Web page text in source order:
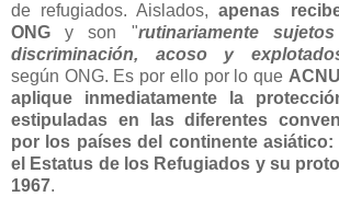
de refugiados. Aislados,apenas
ONG y son "rutinariamente
discriminación, acoso y
según ONG. Es por ello por lo que
aplique inmediatamente la
estipuladas en las diferentes
por los países del continente asiático:
el Estatus de los Refugiados y su
1967.